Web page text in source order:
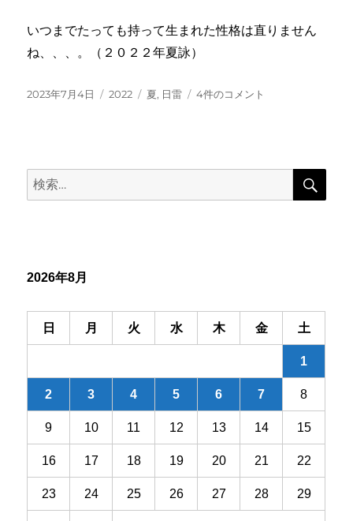
いつまでたっても持って生まれた性格は直りません
ね、、、。（２０２２年夏詠）
投
2023年7月4日
カ
2022
タ
夏, 日雷
頼
4件のコメント
検
索:
検
2026年8月
日 月 火 水 木 金 土
1
2 3 4 5 6 7 8
9 10 11 12 13 14 15
16 17 18 19 20 21 22
23 24 25 26 27 28 29